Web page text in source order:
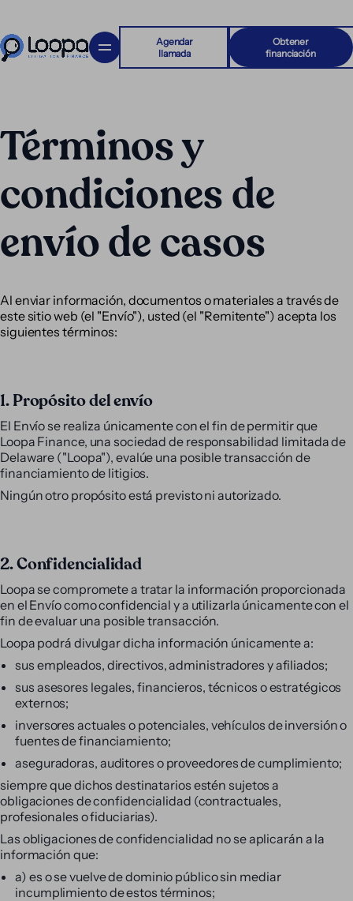
Agendar
llamada
Obtener
financiación
Términos y
condiciones de
envío de casos
Al enviar información, documentos o materiales a través de
este sitio web (el "Envío"), usted (el "Remitente") acepta los
siguientes términos:
1. Propósito del envío
El Envío se realiza únicamente con el fin de permitir que
Loopa Finance, una sociedad de responsabilidad limitada de
Delaware ("Loopa"), evalúe una posible transacción de
financiamiento de litigios.
Ningún otro propósito está previsto ni autorizado.
2. Confidencialidad
Loopa se compromete a tratar la información proporcionada
en el Envío como confidencial y a utilizarla únicamente con el
fin de evaluar una posible transacción.
Loopa podrá divulgar dicha información únicamente a:
sus empleados, directivos, administradores y afiliados;
sus asesores legales, financieros, técnicos o estratégicos
externos;
inversores actuales o potenciales, vehículos de inversión o
fuentes de financiamiento;
aseguradoras, auditores o proveedores de cumplimiento;
siempre que dichos destinatarios estén sujetos a
obligaciones de confidencialidad (contractuales,
profesionales o fiduciarias).
Las obligaciones de confidencialidad no se aplicarán a la
información que:
a) es o se vuelve de dominio público sin mediar
incumplimiento de estos términos;